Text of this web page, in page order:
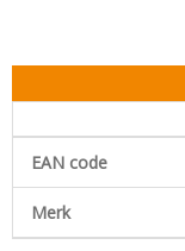
EAN code
Merk